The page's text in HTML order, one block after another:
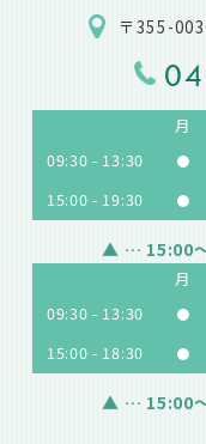
〒355-
月
09:30 - 13:30
●
15:00 - 19:30 ●
▲ … 15:00
月
09:30 - 13:30
●
15:00 - 18:30 ●
▲ … 15:00